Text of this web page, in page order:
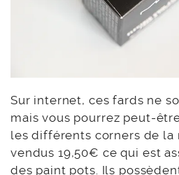
Sur internet, ces fards ne
mais vous pourrez peut-
les différents corners de la
vendus 19,50€ ce qui est
des paint pots. Ils